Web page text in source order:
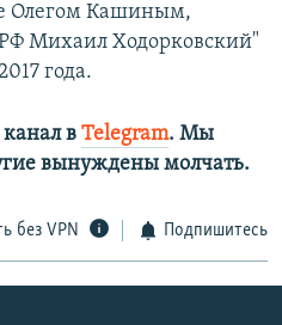
Олегом Кашиным,
Михаил Ходорковский"
года.
в Telegram. Мы
вынуждены молчать.
без VPN Подпишитесь